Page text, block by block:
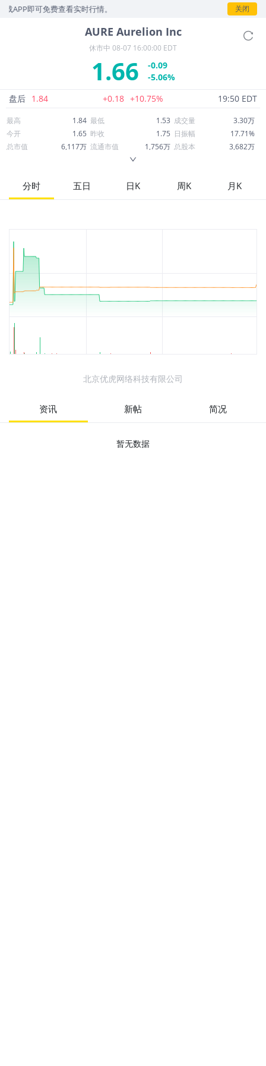
APP即可免费查看实时行情。 关闭
AURE Aurelion Inc
休市中 08-07 16:00:00 EDT
1.66
-0.09
-5.06%
盘后 1.84 +0.18 +10.75% 19:50 EDT
最高 1.84 最低 1.53 成交量
3.30万
今开
1.65 昨收 1.75 日振幅
17.71%
总市值
6,117万 流通市值 1,756万 总股本
3,682万
52周最高
14.60 市盈率
-1.74
股息
分时 五日 日K 周K 月K
北京优虎网络科技有限公司
资讯 新帖 简况
暂无数据